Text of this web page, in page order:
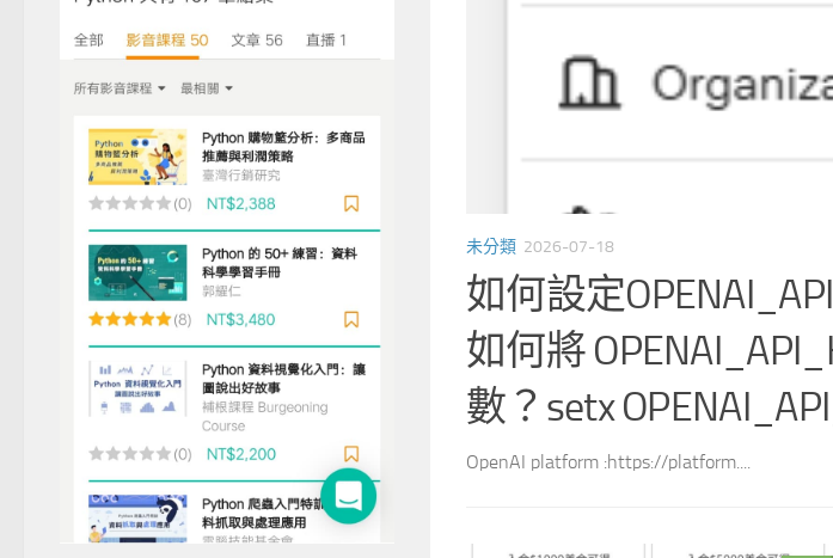
資料：return 結束的是
traverse()
是只有一層，而是由： 互相巢...
未分類 2026-07-18
如何設定
如何將
數？setx
OpenAI platform :https://platform....